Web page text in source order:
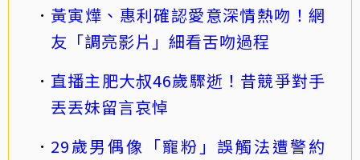
黃寅燁、惠利確認愛意深情熱吻！網
友「調亮影片」細看舌吻過程
直播主肥大叔46歲驟逝！昔競爭對手
丟丟妹留言哀悼
29歲男偶像「寵粉」誤觸法遭警約